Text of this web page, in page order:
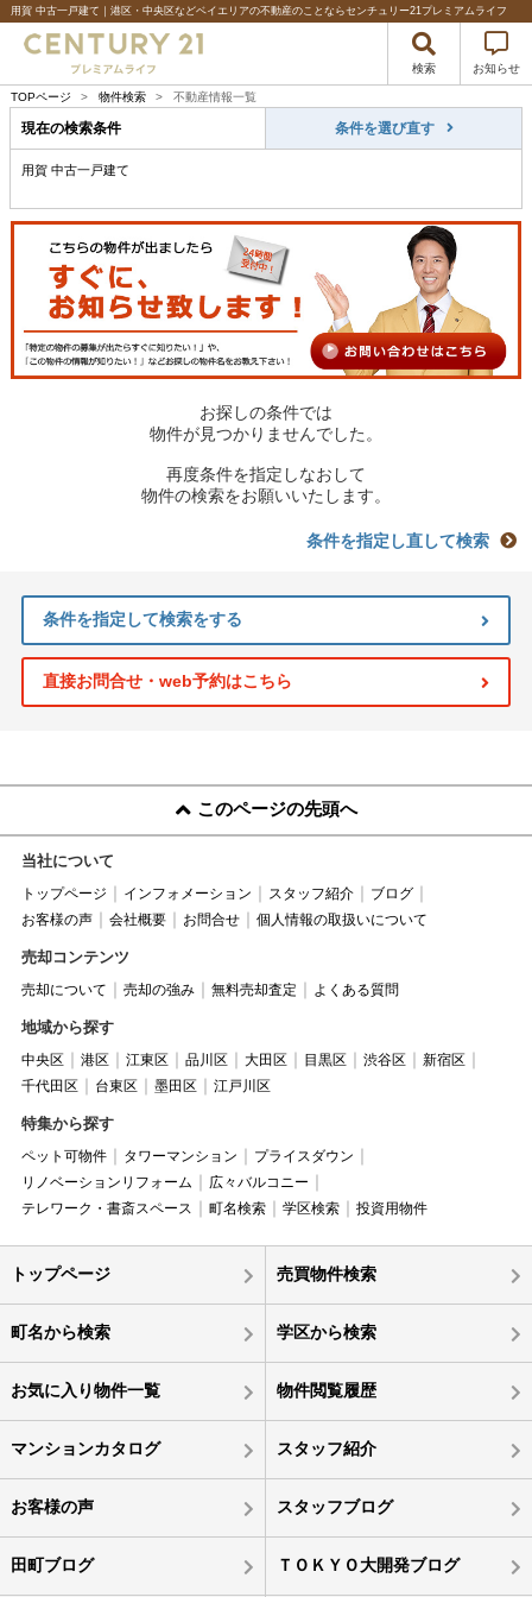
用賀 中古一戸建て｜港区・中央区などベイエリアの不動産のことならセンチュリー21プレミアムライフ
検索 お知らせ
TOPページ > 物件検索 > 不動産情報一覧
現在の検索条件 条件を選び直す
用賀 中古一戸建て
お探しの条件では
物件が見つかりませんでした。
再度条件を指定しなおして
物件の検索をお願いいたします。
条件を指定し直して検索
条件を指定して検索をする
直接お問合せ・web予約はこちら
このページの先頭へ
当社について
トップページ インフォメーション スタッフ紹介
ブログ
お客様の声
会社概要 お問合せ 個人情報の取扱いについて
売却コンテンツ
売却について 売却の強み 無料売却査定 よくある質問
地域から探す
中央区 港区 江東区 品川区 大田区 目黒区 渋谷区
新宿区
千代田区
台東区 墨田区 江戸川区
特集から探す
ペット可物件 タワーマンション
プライスダウン
リノベーションリフォーム
広々バルコニー
テレワーク・書斎スペース
町名検索 学区検索 投資用物件
トップページ 売買物件検索
町名から検索 学区から検索
お気に入り物件一覧 物件閲覧履歴
マンションカタログ スタッフ紹介
お客様の声 スタッフブログ
田町ブログ ＴＯＫＹＯ大開発ブログ